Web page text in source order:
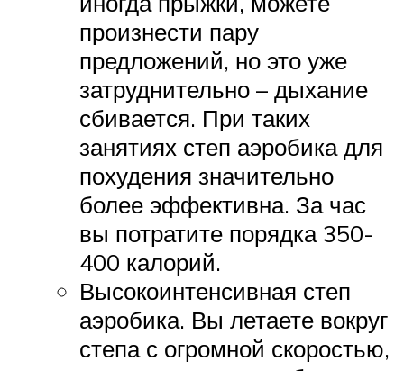
произнести пару
предложений, но это уже
затруднительно – дыхание
сбивается. При таких
занятиях степ аэробика для
похудения значительно
более эффективна. За час
вы потратите порядка 350-
400 калорий.
Высокоинтенсивная степ
аэробика. Вы летаете вокруг
степа с огромной скоростью,